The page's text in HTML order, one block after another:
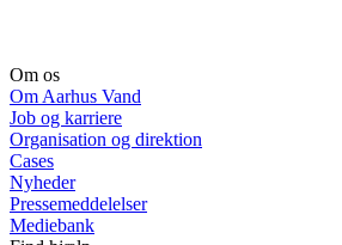
Om os
Om Aarhus Vand
Job og karriere
Organisation og direktion
Cases
Nyheder
Pressemeddelelser
Mediebank